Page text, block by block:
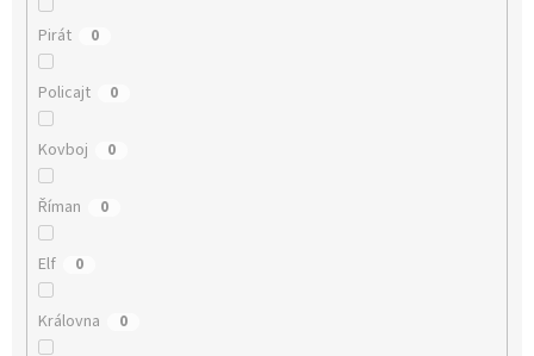
Pirát 0
Policajt 0
Kovboj 0
Říman 0
Elf 0
Královna 0